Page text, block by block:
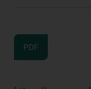
PDF